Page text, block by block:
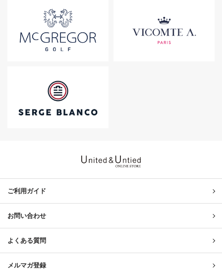
ご利用ガイド
お問い合わせ
よくある質問
メルマガ登録